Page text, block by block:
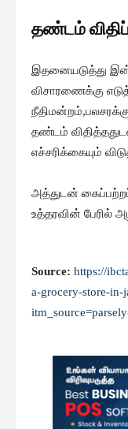
தண்டம்
இதனையடுத்து
விசாரணைக்கு
தண்டம்
எச்சரிக்கையும்
அத்துடன்
உத்தரவின் பேரில்
Source: https://
a-grocery-store-in-